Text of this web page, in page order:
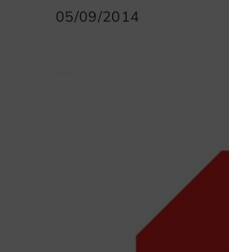
05/09/2014